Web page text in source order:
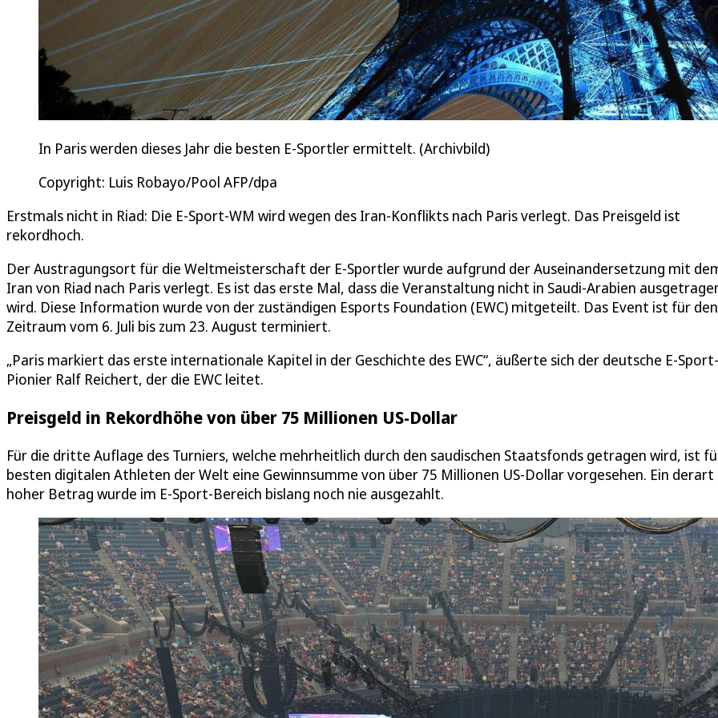
In Paris werden dieses Jahr die besten E-Sportler ermittelt. (Archivbild)
Copyright: Luis Robayo/Pool AFP/dpa
Erstmals nicht in Riad: Die E-Sport-WM wird wegen des Iran-Konflikts nach Paris verlegt. Das Preisgeld ist
rekordhoch.
Der Austragungsort für die Weltmeisterschaft der E-Sportler wurde aufgrund der Auseinandersetzung mit
Iran von Riad nach Paris verlegt. Es ist das erste Mal, dass die Veranstaltung nicht in Saudi-Arabien
wird. Diese Information wurde von der zuständigen Esports Foundation (EWC) mitgeteilt. Das Event ist für den
Zeitraum vom 6. Juli bis zum 23. August terminiert.
„Paris markiert das erste internationale Kapitel in der Geschichte des EWC“, äußerte sich der deutsche E-Sport-
Pionier Ralf Reichert, der die EWC leitet.
Preisgeld in Rekordhöhe von über 75 Millionen US-Dollar
Für die dritte Auflage des Turniers, welche mehrheitlich durch den saudischen Staatsfonds getragen wird, ist
besten digitalen Athleten der Welt eine Gewinnsumme von über 75 Millionen US-Dollar vorgesehen. Ein derart
hoher Betrag wurde im E-Sport-Bereich bislang noch nie ausgezahlt.